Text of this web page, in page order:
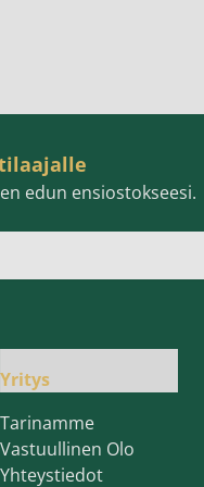
edun ensiostokseesi.
Yritys
Tarinamme
Vastuullinen Olo
Yhteystiedot